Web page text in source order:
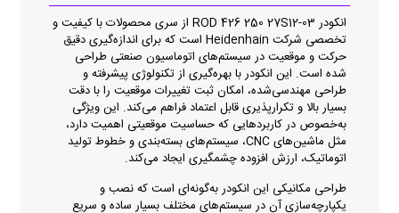
انکودر ROD 426 250 27S12-03 از سری محصولات با کیفیت و
تخصصی شرکت Heidenhain است که برای اندازه‌گیری دقیق
حرکت و موقعیت در سیستم‌های اتوماسیون صنعتی طراحی
شده است. این انکودر با بهره‌گیری از تکنولوژی پیشرفته و
طراحی مهندسی‌شده، امکان ثبت تغییرات موقعیت را با دقت
بسیار بالا و تکرارپذیری قابل اعتماد فراهم می‌کند. این ویژگی
به‌خصوص در کاربردهایی که حساسیت موقعیتی اهمیت دارد،
مثل ماشین‌های CNC، سیستم‌های بسته‌بندی و خطوط تولید
اتوماتیک، ارزش افزوده چشمگیری ایجاد می‌کند.
طراحی مکانیکی این انکودر به‌گونه‌ای است که نصب و
یکپارچه‌سازی آن در سیستم‌های مختلف بسیار ساده و سریع